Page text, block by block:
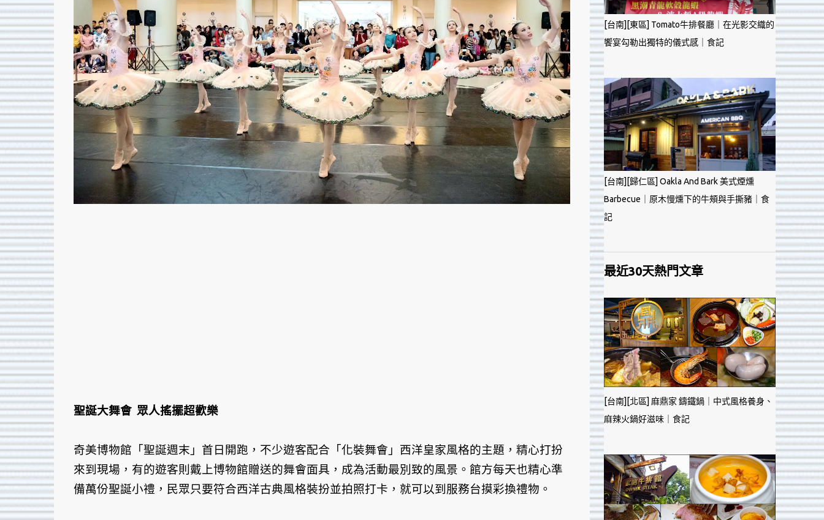
聖誕大舞會 眾人搖擺超歡樂
奇美博物館「聖誕週末」首日開跑，不少遊客配合「化裝舞會」西洋皇家風格的主題，精心打扮
來到現場，有的遊客則戴上博物館贈送的舞會面具，成為活動最別致的風景。館方每天也精心準
備萬份聖誕小禮，民眾只要符合西洋古典風格裝扮並拍照打卡，就可以到服務台摸彩換禮物。
[台南][東區] Tomato牛排餐廳｜在光影交織的
饗宴勾勒出獨特的儀式感｜食記
[台南][歸仁區] Oakla And Bark 美式煙燻
Barbecue｜原木慢燻下的牛頰與手撕豬｜食
記
最近30天熱門文章
[台南][北區] 麻鼎家 鑄鐵鍋｜中式風格養身、
麻辣火鍋好滋味｜食記